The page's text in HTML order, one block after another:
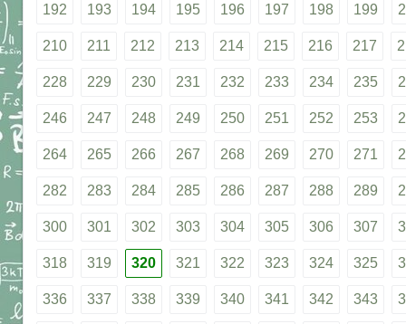
192 193 194 195 196 197 198 199
210 211 212 213 214 215 216 217
228 229 230 231 232 233 234 235
246 247 248 249 250 251 252 253
264 265 266 267 268 269 270 271
282 283 284 285 286 287 288 289
300 301 302 303 304 305 306 307
318 319 320 321 322 323 324 325
336 337 338 339 340 341 342 343